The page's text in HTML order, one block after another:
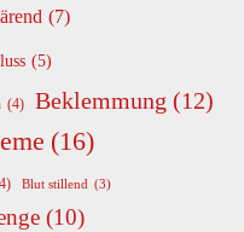
(7)
(5)
(4) Beklemmung (12)
(16)
Blut stillend (3)
(10)